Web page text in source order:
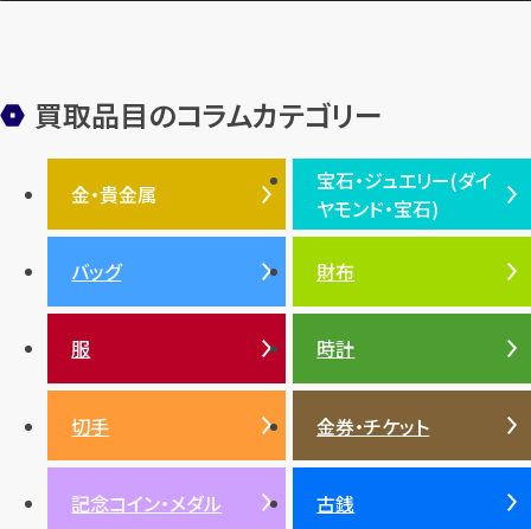
装飾品 オメガ シュプリーム ウブロ
エルメス ダイヤモンド ルイ・ヴィトン 豆知識 カルティエ
投資 金地金 金価格・相場 グッチ 買取 プラダ
ティファニー
金貨 ブルガリ
バッグ
アメジスト
バレンシアガ
ルビー 陶磁器・ガラス ブレゲ SDGs
買取品目のコラムカテゴリー
金・貴金属
金・貴金属TOP
プラチナ
銀・シルバー
宝石・ジュエリー(ダイ
ヤモンド・宝石)
宝石・ジュエリー(ダイヤモ
ンド・宝石)TOP
ダイヤモンド
エメラルド
ルビー
サファイア
パール
バッグ 財布
服 時計
切手 金券・チケット
記念コイン・メダル 古銭